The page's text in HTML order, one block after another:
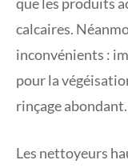
calcaires.
inconvénients :
pour la
rinçage abondant.
Les nettoyeurs